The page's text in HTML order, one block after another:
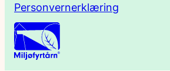
Personvernerklæring